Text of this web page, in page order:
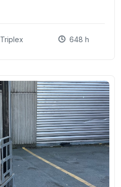
Triplex 648 h